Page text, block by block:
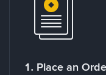
1. Place an